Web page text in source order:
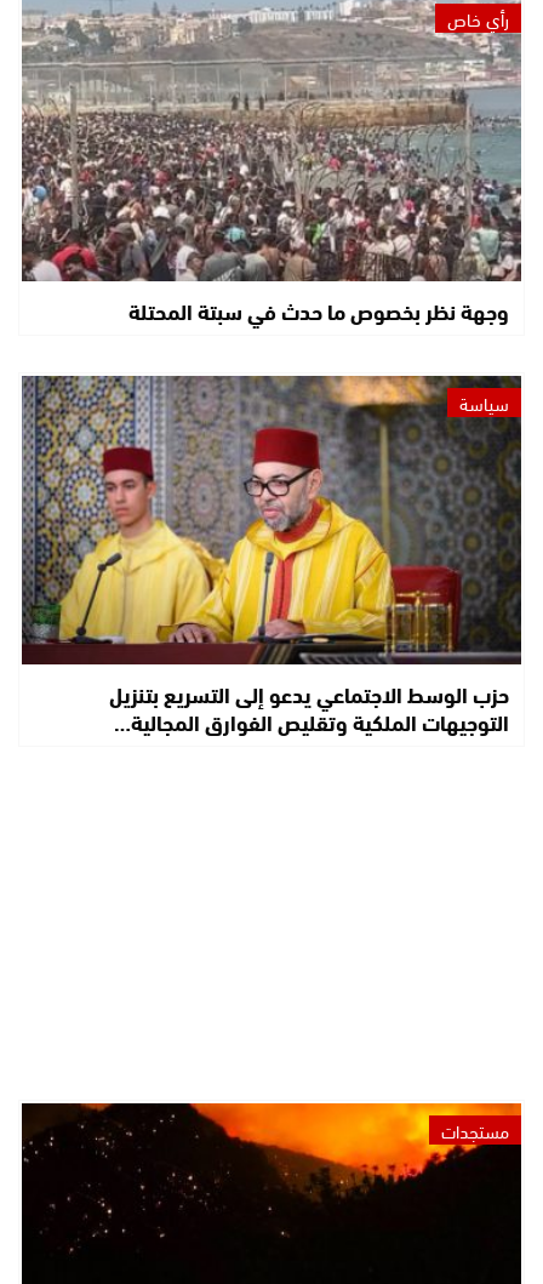
رأي خاص
وجهة نظر بخصوص ما حدث في سبتة المحتلة
سياسة
حزب الوسط الاجتماعي يدعو إلى التسريع بتنزيل
التوجيهات الملكية وتقليص الفوارق المجالية…
مستجدات